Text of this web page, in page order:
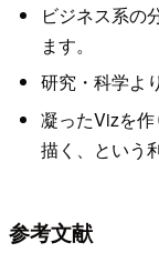
ビジネス系の
ます。
研究・科学よ
凝ったVizを
描く、という
参考文献